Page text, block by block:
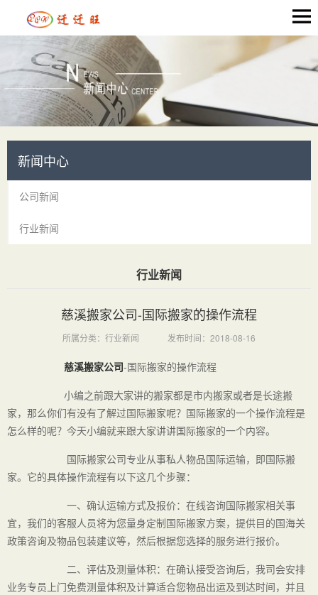
新闻中心
公司新闻
行业新闻
行业新闻
慈溪搬家公司-国际搬家的操作流程
所属分类：行业新闻 发布时间：2018-08-16
慈溪搬家公司-国际搬家的操作流程
小编之前跟大家讲的搬家都是市内搬家或者是长途搬
家，那么你们有没有了解过国际搬家呢？国际搬家的一个操作流程是
怎么样的呢？今天小编就来跟大家讲讲国际搬家的一个内容。
国际搬家公司专业从事私人物品国际运输，即国际搬
家。它的具体操作流程有以下这几个步骤：
一、确认运输方式及报价：在线咨询国际搬家相关事
宜，我们的客服人员将为您量身定制国际搬家方案，提供目的国海关
政策咨询及物品包装建议等，然后根据您选择的服务进行报价。
二、评估及测量体积：在确认接受咨询后，我司会安排
业务专员上门免费测量体积及计算适合您物品出运及到达时间，并且